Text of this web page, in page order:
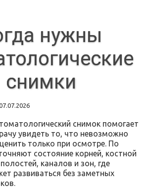
нужны
снимки
снимок помогает
увидеть то, что невозможно
только при осмотре. По
состояние корней, костной
каналов и зон, где
развиваться без заметных